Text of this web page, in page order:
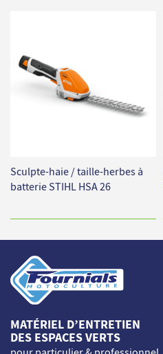
Sculpte-haie / taille-herbes à
batterie STIHL HSA 26
MATÉRIEL D’ENTRETIEN
DES ESPACES VERTS